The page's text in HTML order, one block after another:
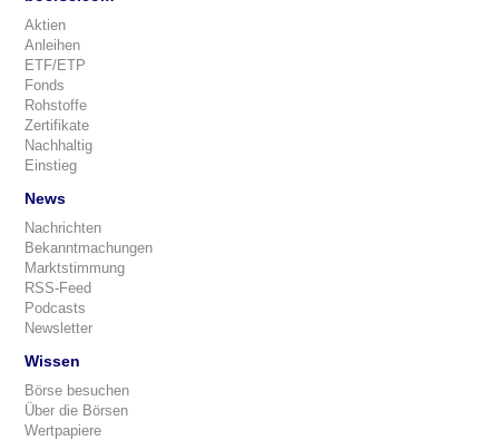
Aktien
Anleihen
ETF/ETP
Fonds
Rohstoffe
Zertifikate
Nachhaltig
Einstieg
News
Nachrichten
Bekanntmachungen
Marktstimmung
RSS-Feed
Podcasts
Newsletter
Wissen
Börse besuchen
Über die Börsen
Wertpapiere